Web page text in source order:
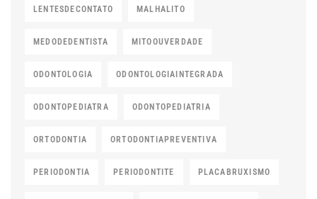
LENTESDECONTATO MALHALITO
MEDODEDENTISTA MITOOUVERDADE
ODONTOLOGIA ODONTOLOGIAINTEGRADA
ODONTOPEDIATRA ODONTOPEDIATRIA
ORTODONTIA ORTODONTIAPREVENTIVA
PERIODONTIA PERIODONTITE PLACABRUXISMO